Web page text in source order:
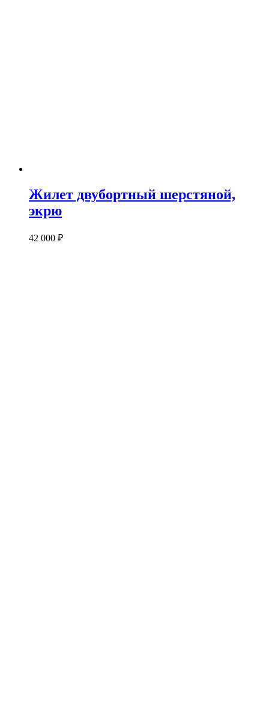
Жилет двубортный шерстяной,
экрю
42 000 ₽